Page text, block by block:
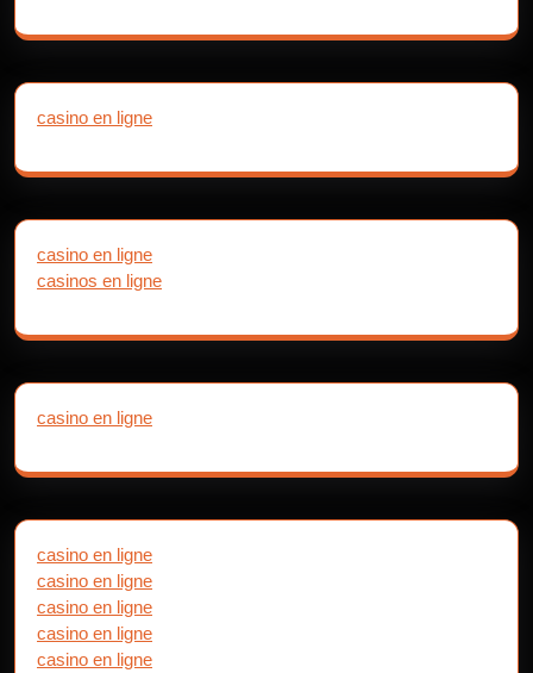
casino en ligne
casino en ligne
casinos en ligne
casino en ligne
casino en ligne
casino en ligne
casino en ligne
casino en ligne
casino en ligne